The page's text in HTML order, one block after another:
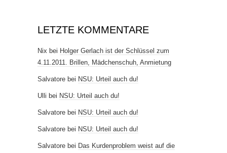
LETZTE KOMMENTARE
Nix bei Holger Gerlach ist der Schlüssel zum
4.11.2011. Brillen, Mädchenschuh, Anmietung
Salvatore bei NSU: Urteil auch du!
Ulli bei NSU: Urteil auch du!
Salvatore bei NSU: Urteil auch du!
Salvatore bei NSU: Urteil auch du!
Salvatore bei Das Kurdenproblem weist auf die